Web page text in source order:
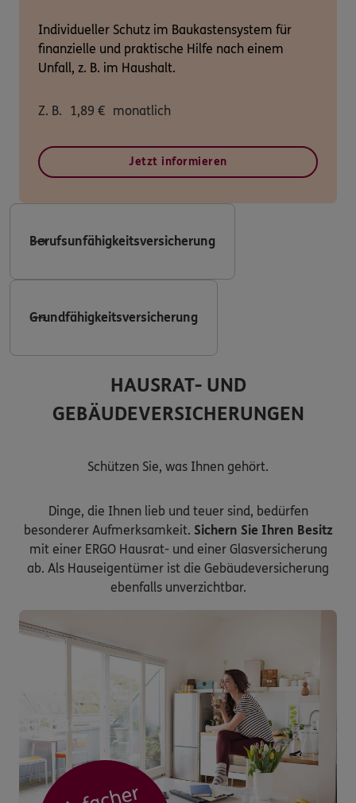
Individueller Schutz im Baukastensystem für
finanzielle und praktische Hilfe nach einem
Unfall, z. B. im Haushalt.
Z. B. 1,89 € monatlich
Jetzt informieren
Berufsunfähigkeitsversicherung
Grundfähigkeitsversicherung
HAUSRAT- UND
GEBÄUDEVERSICHERUNGEN
Schützen Sie, was Ihnen gehört.
Dinge, die Ihnen lieb und teuer sind, bedürfen
besonderer Aufmerksamkeit. Sichern Sie Ihren Besitz
mit einer ERGO Hausrat- und einer Glasversicherung
ab. Als Hauseigentümer ist die Gebäudeversicherung
ebenfalls unverzichtbar.